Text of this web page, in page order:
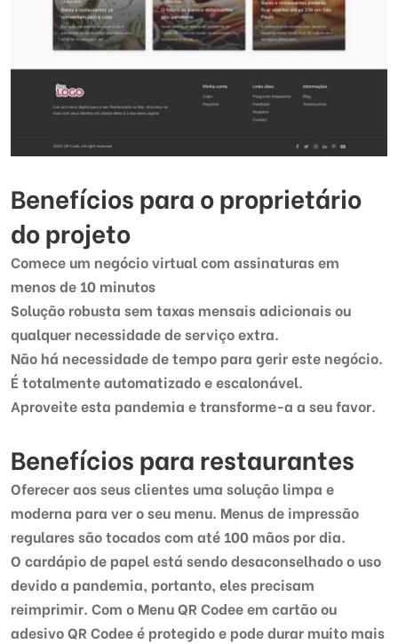
Benefícios para o proprietário
do projeto
Comece um negócio virtual com assinaturas em
menos de 10 minutos
Solução robusta sem taxas mensais adicionais ou
qualquer necessidade de serviço extra.
Não há necessidade de tempo para gerir este negócio.
É totalmente automatizado e escalonável.
Aproveite esta pandemia e transforme-a a seu favor.
Benefícios para restaurantes
Oferecer aos seus clientes uma solução limpa e
moderna para ver o seu menu. Menus de impressão
regulares são tocados com até 100 mãos por dia.
O cardápio de papel está sendo desaconselhado o uso
devido a pandemia, portanto, eles precisam
reimprimir. Com o Menu QR Codee em cartão ou
adesivo QR Codee é protegido e pode durar muito mais